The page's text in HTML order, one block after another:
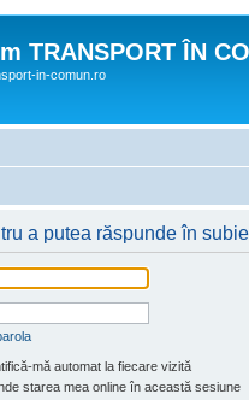
TRANSPORT ÎN
in-comun.ro
a putea răspunde în
mă automat la fiecare vizită
starea mea online în această sesiune